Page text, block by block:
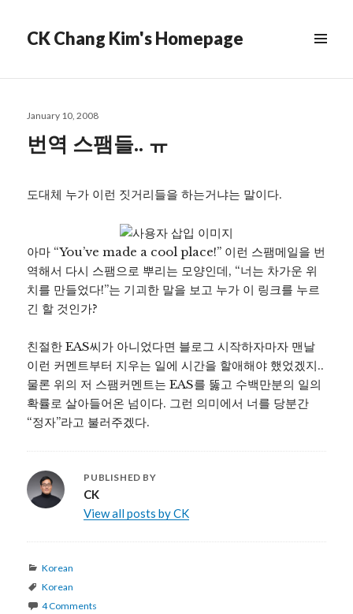
CK Chang Kim's Homepage
Posted
January 10, 2008
번역 스팸들.. ㅠ
도대체 누가 이런 짓거리들을 하는거냐는 말이다.
아마 “You’ve made a cool place!” 이런 스팸메일을 번
역해서 다시 스팸으로 뿌리는 모양인데, “너는 차가운 위
치를 만들었다!”는 기괴한 말을 보고 누가 이 링크를 누르
긴 할 것인가?
친절한 EAS씨가 아니었다면 블로그 시작하자마자 맨날
이런 커멘트부터 지우는 일에 시간을 할애해야 했었겠지..
물론 위의 저 스팸커멘트는 EAS를 뚫고 수백만분의 일의
확률로 살아들어온 넘이다. 그런 의미에서 너를 당분간
“정자”라고 불러주겠다.
PUBLISHED BY
CK
View all posts by CK
Categories
Korean
Tags
Korean
4 Comments